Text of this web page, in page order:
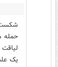
شکست
حمله
یک